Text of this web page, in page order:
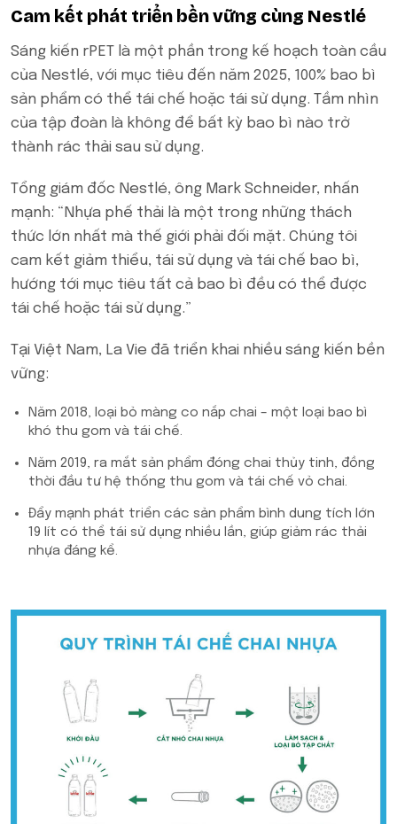
Cam kết phát triển bền vững cùng Nestlé
Sáng kiến rPET là một phần trong kế hoạch toàn cầu
của Nestlé, với mục tiêu đến năm 2025, 100% bao bì
sản phẩm có thể tái chế hoặc tái sử dụng. Tầm nhìn
của tập đoàn là không để bất kỳ bao bì nào trở
thành rác thải sau sử dụng.
Tổng giám đốc Nestlé, ông Mark Schneider, nhấn
mạnh: “Nhựa phế thải là một trong những thách
thức lớn nhất mà thế giới phải đối mặt. Chúng tôi
cam kết giảm thiểu, tái sử dụng và tái chế bao bì,
hướng tới mục tiêu tất cả bao bì đều có thể được
tái chế hoặc tái sử dụng.”
Tại Việt Nam, La Vie đã triển khai nhiều sáng kiến bền
vững:
Năm 2018, loại bỏ màng co nắp chai – một loại bao bì
khó thu gom và tái chế.
Năm 2019, ra mắt sản phẩm đóng chai thủy tinh, đồng
thời đầu tư hệ thống thu gom và tái chế vỏ chai.
Đẩy mạnh phát triển các sản phẩm bình dung tích lớn
19 lít có thể tái sử dụng nhiều lần, giúp giảm rác thải
nhựa đáng kể.